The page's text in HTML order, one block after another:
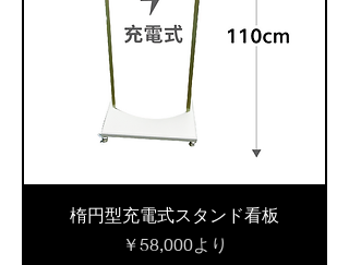
楕円型充電式スタンド看板
￥58,000より
セール価格